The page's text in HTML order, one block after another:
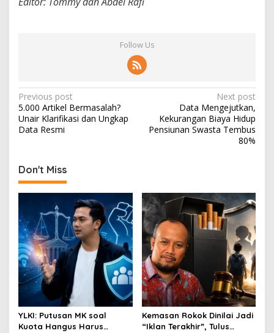
Follow Us
P
o
s
n
a
v
i
g
a
t
i
o
n
Previous post
5.000 Artikel Bermasalah?
Unair Klarifikasi dan Ungkap
Data Resmi
Next post
Data Mengejutkan,
Kekurangan Biaya Hidup
Pensiunan Swasta Tembus
80%
Don't Miss
YLKI: Putusan MK soal
Kuota Hangus Harus
Kemasan Rokok Dinilai Jadi
“Iklan Terakhir”, Tulus